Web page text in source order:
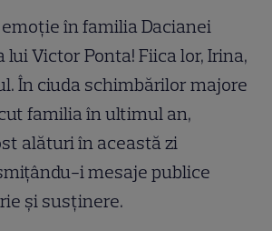
în familia Dacianei
lui Victor Ponta! Fiica lor, Irina,
În ciuda schimbărilor majore
familia în ultimul an,
alături în această zi
i mesaje publice
și susținere.